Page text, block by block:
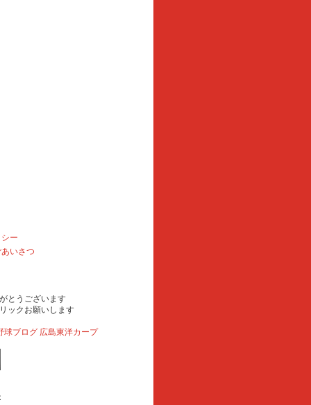
ー
いさつ
とうございます
ックお願いします